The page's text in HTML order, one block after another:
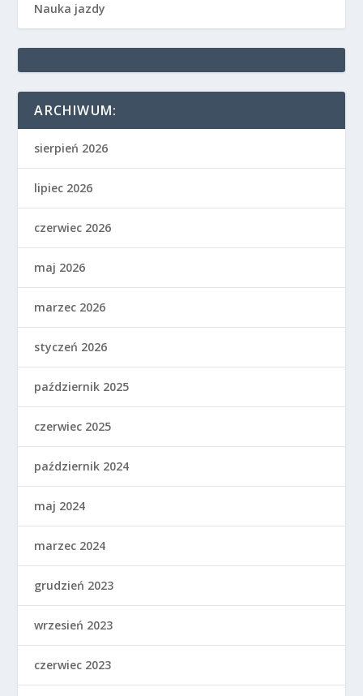
Nauka jazdy
ARCHIWUM:
sierpień 2026
lipiec 2026
czerwiec 2026
maj 2026
marzec 2026
styczeń 2026
październik 2025
czerwiec 2025
październik 2024
maj 2024
marzec 2024
grudzień 2023
wrzesień 2023
czerwiec 2023